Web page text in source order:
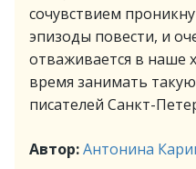
сочувствием
эпизоды повести, и
отваживается в наше
время занимать
писателей Санкт-
Автор:Антонина